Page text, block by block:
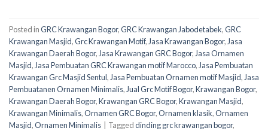
Posted inGRC Krawangan Bogor,GRC Krawangan Jabodetabek,GRC
Krawangan Masjid,Grc Krawangan Motif, Jasa Krawangan Bogor, Jasa
Krawangan Daerah Bogor, Jasa Krawangan GRC Bogor, Jasa Ornamen
Masjid, Jasa Pembuatan GRC Krawangan motif Marocco, Jasa Pembuatan
Krawangan Grc Masjid Sentul, Jasa Pembuatan Ornamen motif Masjid, Jasa
Pembuatanen Ornamen Minimalis, Jual Grc Motif Bogor,Krawangan Bogor,
Krawangan Daerah Bogor,Krawangan GRC Bogor,Krawangan Masjid,
Krawangan Minimalis,Ornamen GRC Bogor,Ornamen klasik,Ornamen
Masjid,Ornamen Minimalis Taggeddinding grc krawangan bogor,